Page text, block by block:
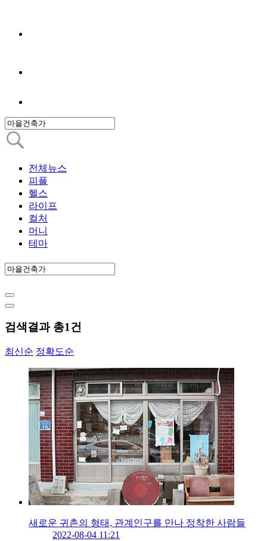
전체뉴스
피플
헬스
라이프
컬처
머니
테마
검색결과 총1건
최신순 정확도순
새로운 귀촌의 형태, 관계인구를 만나 정착한 사람들
2022-08-04 11:21